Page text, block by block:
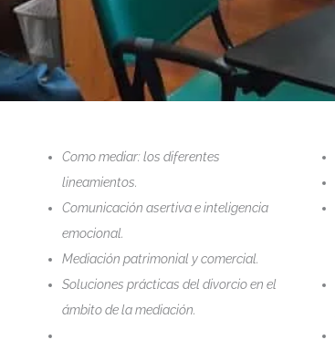
Como mediar: los diferentes
lineamientos.
Comunicación asertiva e inteligencia
emocional.
Mediación patrimonial y comercial.
Soluciones prácticas del divorcio en el
ámbito de la mediación.